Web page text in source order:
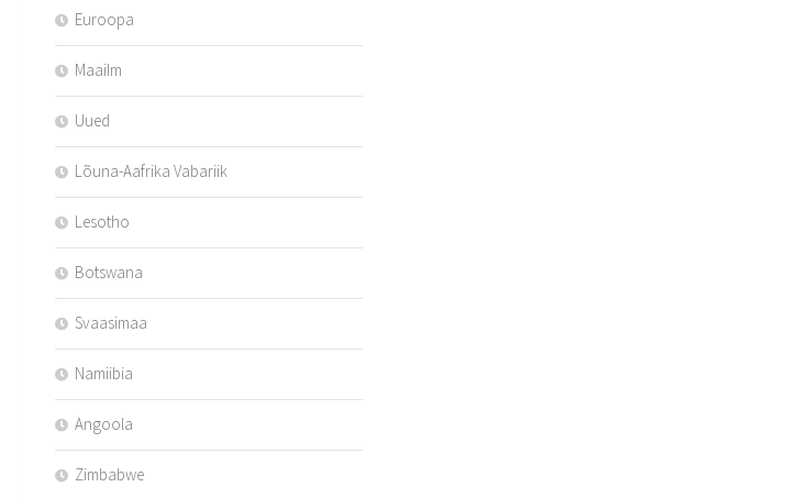
Euroopa
Maailm
Uued
Lõuna-Aafrika Vabariik
Lesotho
Botswana
Svaasimaa
Namiibia
Angoola
Zimbabwe